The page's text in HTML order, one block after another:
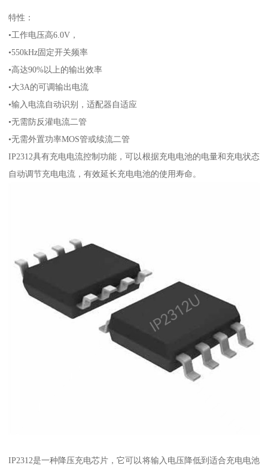
特性：
•工作电压高6.0V，
•550kHz固定开关频率
•高达90%以上的输出效率
•大3A的可调输出电流
•输入电流自动识别，适配器自适应
•无需防反灌电流二管
•无需外置功率MOS管或续流二管
IP2312具有充电电流控制功能，可以根据充电电池的电量和充电状态
自动调节充电电流，有效延长充电电池的使用寿命。
IP2312是一种降压充电芯片，它可以将输入电压降低到适合充电电池